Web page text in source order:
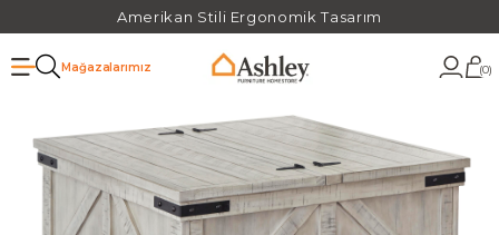
Amerikan Stili Ergonomik Tasarım
Mağazalarımız 0